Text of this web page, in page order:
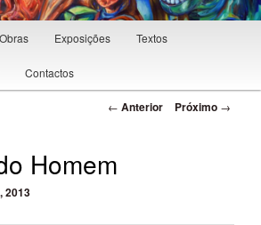
primário
Obras Exposições Textos
Contactos
Navegação de posts
← Anterior Próximo →
Homem
2013